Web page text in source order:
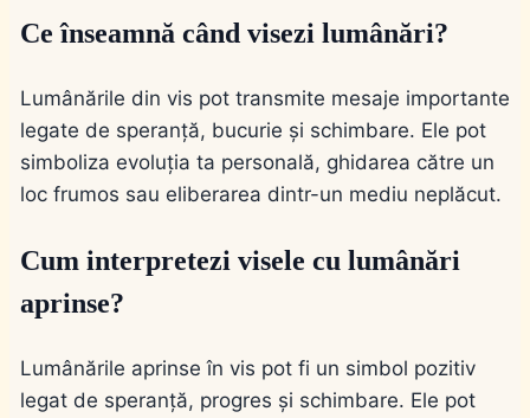
Ce înseamnă când visezi lumânări?
Lumânările din vis pot transmite mesaje importante
legate de speranță, bucurie și schimbare. Ele pot
simboliza evoluția ta personală, ghidarea către un
loc frumos sau eliberarea dintr-un mediu neplăcut.
Cum interpretezi visele cu lumânări
aprinse?
Lumânările aprinse în vis pot fi un simbol pozitiv
legat de speranță, progres și schimbare. Ele pot